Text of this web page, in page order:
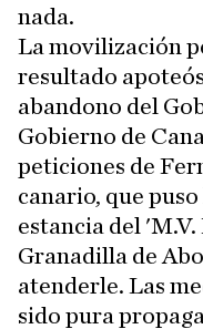
nada.
La movilización
resultado
abandono del
Gobierno de
peticiones de
canario, que
estancia del
Granadilla de
atenderle. Las
sido pura